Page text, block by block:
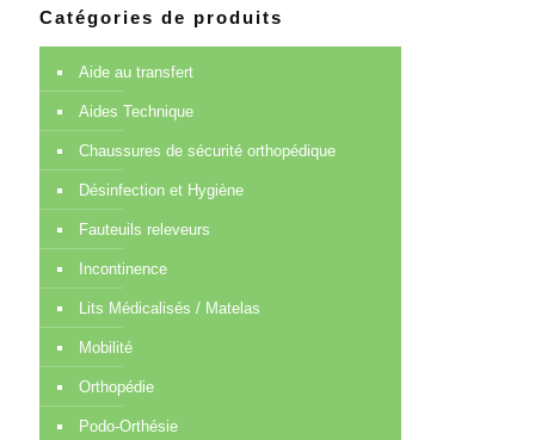
Catégories de produits
Aide au transfert
Aides Technique
Chaussures de sécurité orthopédique
Désinfection et Hygiène
Fauteuils releveurs
Incontinence
Lits Médicalisés / Matelas
Mobilité
Orthopédie
Podo-Orthésie